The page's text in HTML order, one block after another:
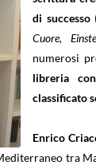
di successo
Cuore,
numerosi
libreria
classificato
Enrico
tra